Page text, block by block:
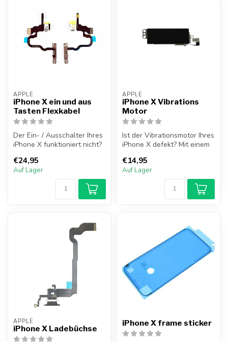
APPLE
iPhone X ein und aus
Tasten Flexkabel
Der Ein- / Ausschalter Ihres
iPhone X funktioniert nicht?
€24,95
Auf Lager
APPLE
iPhone X Vibrations
Motor
Ist der Vibrationsmotor Ihres
iPhone X defekt? Mit einem
€14,95
Auf Lager
APPLE
iPhone X Ladebüchse
iPhone X frame sticker